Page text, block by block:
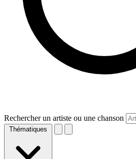
Rechercher un artiste ou une chanson
Thématiques